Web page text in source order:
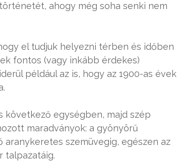
ahogy még soha senki nem
el tudjuk helyezni térben és időben
fontos (vagy inkább érdekes)
például az is, hogy az 1900-as évek
következő egységben, majd szép
maradványok: a gyönyörű
szemüvegig, egészen az
talpazatáig.